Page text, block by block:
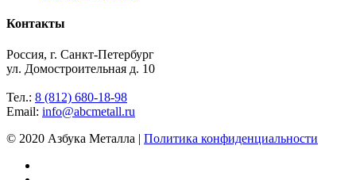
Контакты
Россия, г. Санкт-Петербург
ул. Домостроительная д. 10
Тел.: 8 (812) 680-18-98
Email: info@abcmetall.ru
© 2020 Азбука Металла | Политика конфиденциальности